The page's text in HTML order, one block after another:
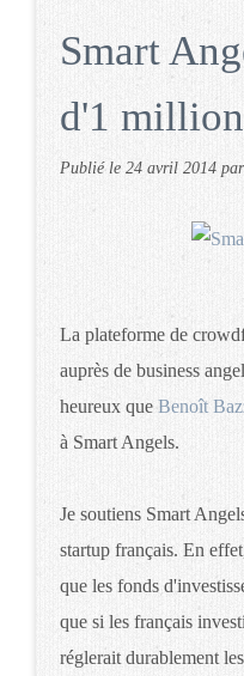
Smart
d'1
Publié le 24 avril 2014
La plateforme de
auprès de business
heureux queBenoît
à Smart Angels.
Je soutiens Smart
startup français. En
que les fonds
que si les français
réglerait durablement